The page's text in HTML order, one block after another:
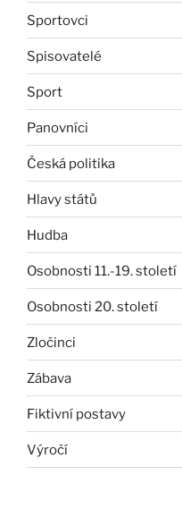
Sportovci
Spisovatelé
Sport
Panovníci
Česká politika
Hlavy států
Hudba
Osobnosti 11.-19. století
Osobnosti 20. století
Zločinci
Zábava
Fiktivní postavy
Výročí